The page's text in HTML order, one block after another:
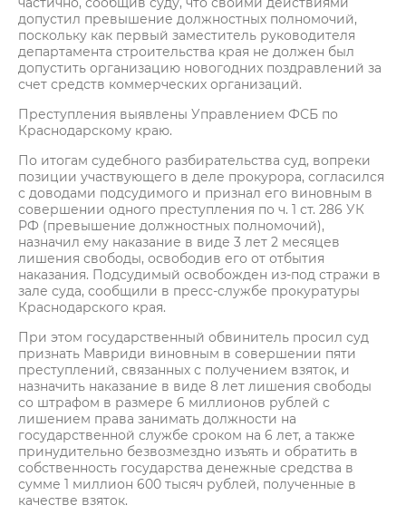
допустил превышение должностных полномочий,
поскольку как первый заместитель руководителя
департамента строительства края не должен был
допустить организацию новогодних поздравлений за
счет средств коммерческих организаций.
Преступления выявлены Управлением ФСБ по
Краснодарскому краю.
По итогам судебного разбирательства суд, вопреки
позиции участвующего в деле прокурора, согласился
с доводами подсудимого и признал его виновным в
совершении одного преступления по ч. 1 ст. 286 УК
РФ (превышение должностных полномочий),
назначил ему наказание в виде 3 лет 2 месяцев
лишения свободы, освободив его от отбытия
наказания. Подсудимый освобожден из-под стражи в
зале суда, сообщили в пресс-службе прокуратуры
Краснодарского края.
При этом государственный обвинитель просил суд
признать Мавриди виновным в совершении пяти
преступлений, связанных с получением взяток, и
назначить наказание в виде 8 лет лишения свободы
со штрафом в размере 6 миллионов рублей с
лишением права занимать должности на
государственной службе сроком на 6 лет, а также
принудительно безвозмездно изъять и обратить в
собственность государства денежные средства в
сумме 1 миллион 600 тысяч рублей, полученные в
качестве взяток.